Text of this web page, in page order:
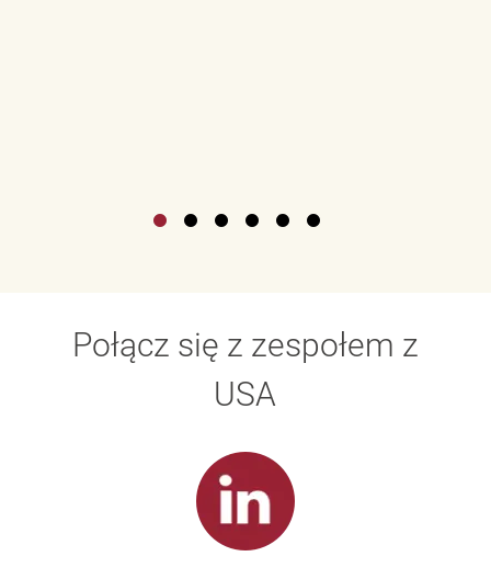
Połącz się z zespołem z
USA